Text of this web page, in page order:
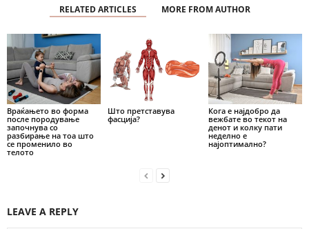
RELATED ARTICLES MORE FROM AUTHOR
Враќањето во форма
после породување
започнува со
разбирање на тоа што
се променило во
телото
Што претставува
фасција?
Кога е најдобро да
вежбате во текот на
денот и колку пати
неделно е
најоптимално?
LEAVE A REPLY